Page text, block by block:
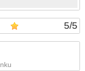
5/5